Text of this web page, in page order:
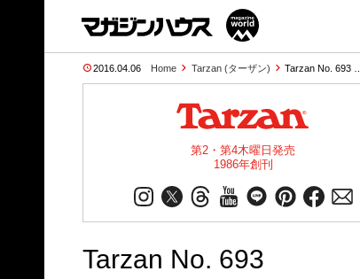
2016.04.06 Home Tarzan (ターザン) Tarzan No. 693 …
第2・第4木曜日発売
1986年創刊
Tarzan No. 693